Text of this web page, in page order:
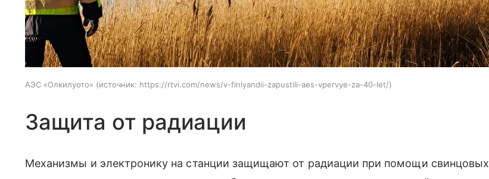
АЭС «Олкилуото» источник: https://rtvi.com/news/v-finlyandii-zapustili-aes-vpervye-za-40-let/
Защита от радиации
Механизмы и электронику на станции защищают от радиации при помощи свинцовых